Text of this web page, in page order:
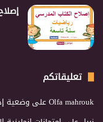
تعليقاتكم
Olfa mahroukعلى وضعية